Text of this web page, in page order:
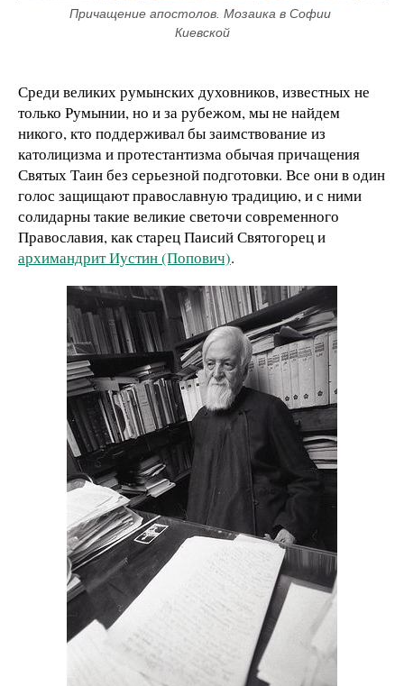
Причащение апостолов. Мозаика в Софии
Киевской
Среди великих румынских духовников, известных не
только Румынии, но и за рубежом, мы не найдем
никого, кто поддерживал бы заимствование из
католицизма и протестантизма обычая причащения
Святых Таин без серьезной подготовки. Все они в один
голос защищают православную традицию, и с ними
солидарны такие великие светочи современного
Православия, как старец Паисий Святогорец и
архимандрит Иустин (Попович).